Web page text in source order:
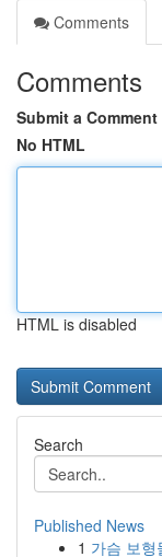
Comments
Comments
Submit a Comment
No HTML
HTML is disabled
Search
Published News
1 가슴 보